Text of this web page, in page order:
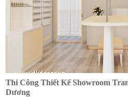
Thi Công Thiết Kế Showroom
Dương